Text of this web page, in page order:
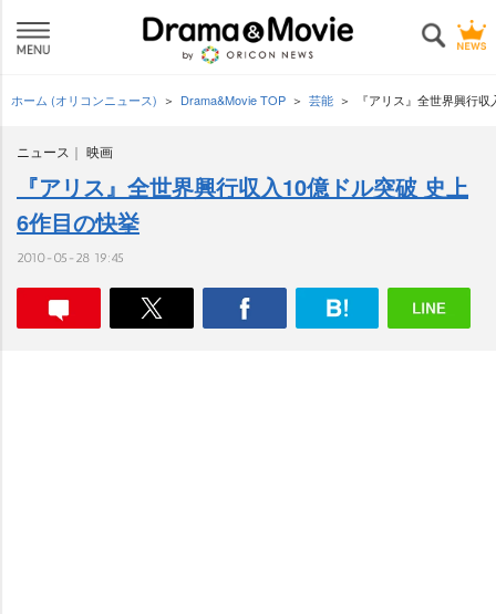
ホーム (オリコンニュース) Drama&Movie TOP 芸能 『アリス』全世界興行
ニュース 映画
『アリス』全世界興行収入10億ドル突破 史上
6作目の快挙
2010-05-28 19:45